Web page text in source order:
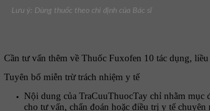
Lưu ý: Dùng thuốc theo chỉ định của Bác sĩ
Cần tư vấn thêm về Thuốc Fuxofen 10 tác dụng,
Tuyên bố miễn trừ trách nhiệm y tế
Nội dung của TraCuuThuocTay chỉ nhằm
cho tư vấn, chẩn đoán hoặc điều trị y tế chuyên